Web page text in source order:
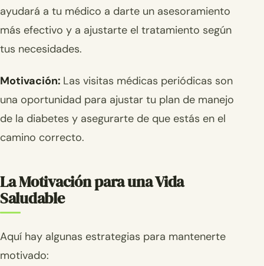
ayudará a tu médico a darte un asesoramiento
más efectivo y a ajustarte el tratamiento según
tus necesidades.
Motivación: Las visitas médicas periódicas son
una oportunidad para ajustar tu plan de manejo
de la diabetes y asegurarte de que estás en el
camino correcto.
La Motivación para una Vida
Saludable
Aquí hay algunas estrategias para mantenerte
motivado: